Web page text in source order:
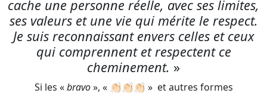
Si les « bravo», « 👏🏻👏🏻👏🏻 » et autres formes
d’approbation ne manquent pas, se lisent aussi
quelques commentaires plus mitigés par rapport à son
non soutien aux campagnes de réduction des risques.
Exemples :
«Excellente position, mais s'opposer à la réduction des